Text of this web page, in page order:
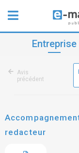
Entreprise
Avis
précédent
redacteur